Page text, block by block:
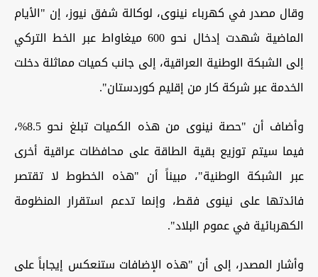
وقال مصدر في كهرباء نينوى، لوكالة شفق نيوز، إن "الأيام
الماضية شهدت إدخال نحو 600 ميغاواط عبر الخط التركي
إلى الشبكة الوطنية العراقية، إلى جانب كميات مماثلة دخلت
الخدمة عبر شركة كار من إقليم كوردستان".
وأضاف أن "حصة نينوى من هذه الكميات تبلغ نحو 8.5%،
فيما سيتم توزيع بقية الطاقة على محافظات عراقية أخرى
عبر الشبكة الوطنية"، مبيناً أن "هذه الخطوط لا تقتصر
فائدتها على نينوى فقط، وإنما تدعم استقرار المنظومة
الكهربائية في عموم البلاد".
وأشار المصدر، إلى أن "هذه الإضافات ستنعكس إيجاباً على